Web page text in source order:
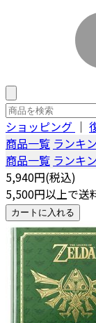
ショッピング ｜
商品一覧 ランキ
商品一覧 ランキ
5,940円(税込)
5,500円以上で送
カートに入れる